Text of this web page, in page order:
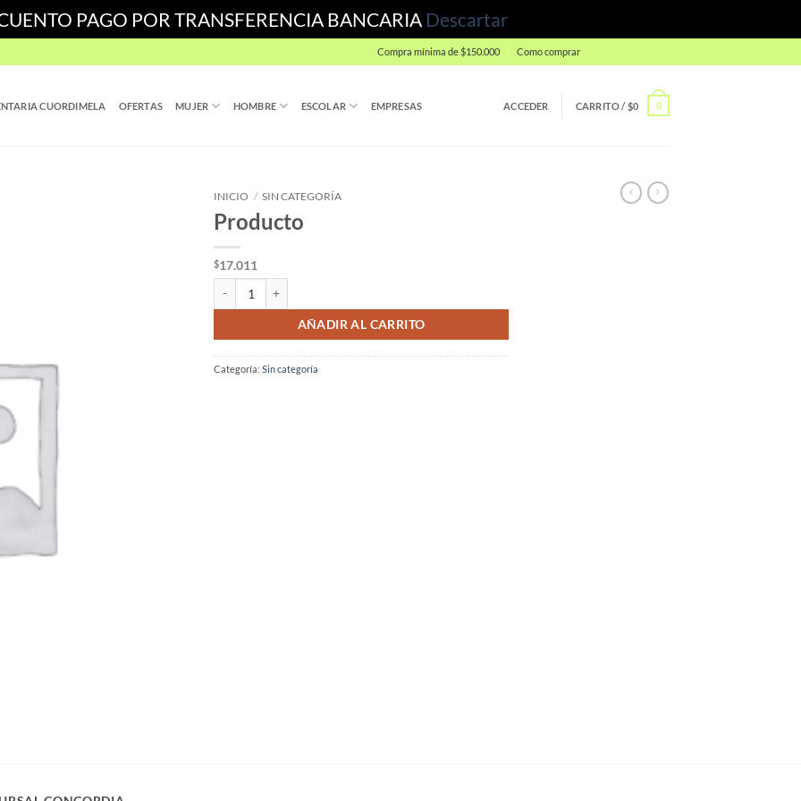
PAGO POR TRANSFERENCIA BANCARIA Descartar
Compra mínima de $150.000 Como comprar
CUORDIMELA OFERTAS MUJER HOMBRE ESCOLAR EMPRESAS ACCEDER CARRITO /$0 0
INICIO / SIN CATEGORÍA
Producto
$17.011
AÑADIR AL CARRITO
Categoría: Sin categoría